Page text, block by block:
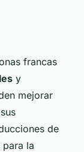
francas
y
mejorar
de
la